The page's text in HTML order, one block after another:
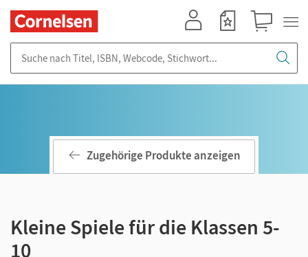
Zugehörige Produkte anzeigen
Kleine Spiele für die Klassen 5-
10